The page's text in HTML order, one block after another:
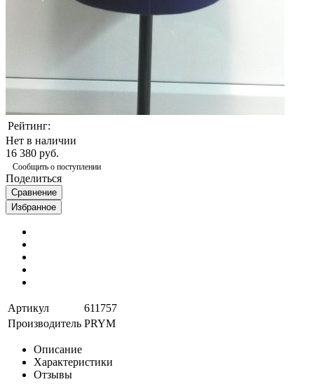
Рейтинг:
Нет в наличии
16 380 руб.
Сообщить о поступлении
Поделиться
Сравнение
Избранное
Артикул
611757
Производитель PRYM
Описание
Характеристики
Отзывы